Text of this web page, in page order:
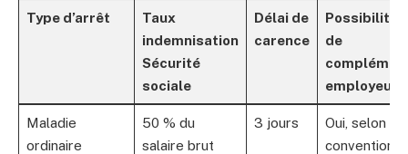
Type d’arrêt
Taux
indemnisation
Sécurité
sociale
Délai de
carence
Possibilité
de
employeur
Maladie
ordinaire
50 % du
salaire brut
3 jours
Oui, selon
convention